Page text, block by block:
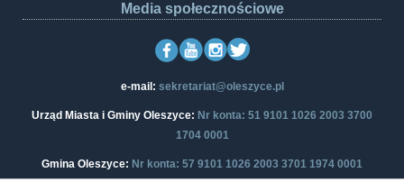
Media społecznościowe
e-mail: sekretariat@oleszyce.pl
Urząd Miasta i Gminy Oleszyce: Nr konta: 51 9101 1026 2003 3700
1704 0001
Gmina Oleszyce: Nr konta: 57 9101 1026 2003 3701 1974 0001